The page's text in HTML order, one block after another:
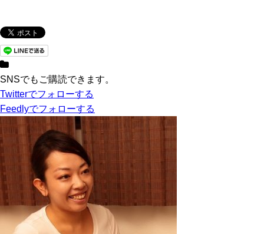
c
e
o
o
k
tt
er
SNSでもご購読できます。
Twitterでフォローする
Feedlyでフォローする